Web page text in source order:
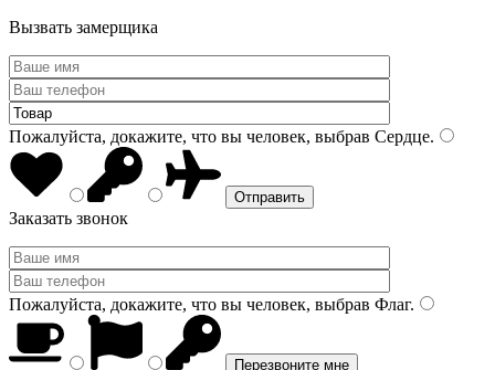
Вызвать замерщика
Пожалуйста, докажите, что вы человек, выбрав Сердце.
Заказать звонок
Пожалуйста, докажите, что вы человек, выбрав Флаг.